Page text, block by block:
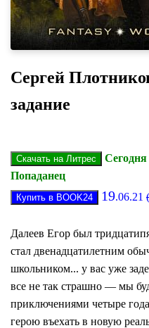
Сергей
задание
Сегодня
Попаданец
19.06.21 (
Далеев Егор был
стал двенадцатилетним
школьником... у вас уже
все не так страшно — мы
приключениями четыре
герою въехать в новую